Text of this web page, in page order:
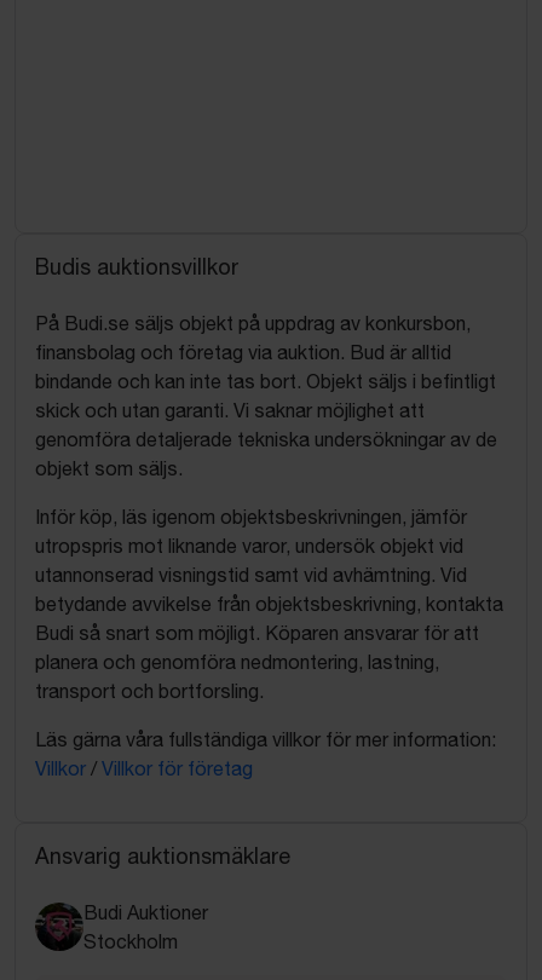
Budis auktionsvillkor
På Budi.se säljs objekt på uppdrag av konkursbon,
finansbolag och företag via auktion. Bud är alltid
bindande och kan inte tas bort. Objekt säljs i befintligt
skick och utan garanti. Vi saknar möjlighet att
genomföra detaljerade tekniska undersökningar av de
objekt som säljs.
Inför köp, läs igenom objektsbeskrivningen, jämför
utropspris mot liknande varor, undersök objekt vid
utannonserad visningstid samt vid avhämtning. Vid
betydande avvikelse från objektsbeskrivning, kontakta
Budi så snart som möjligt. Köparen ansvarar för att
planera och genomföra nedmontering, lastning,
transport och bortforsling.
Läs gärna våra fullständiga villkor för mer information:
Villkor / Villkor för företag
Ansvarig auktionsmäklare
Budi Auktioner
Stockholm